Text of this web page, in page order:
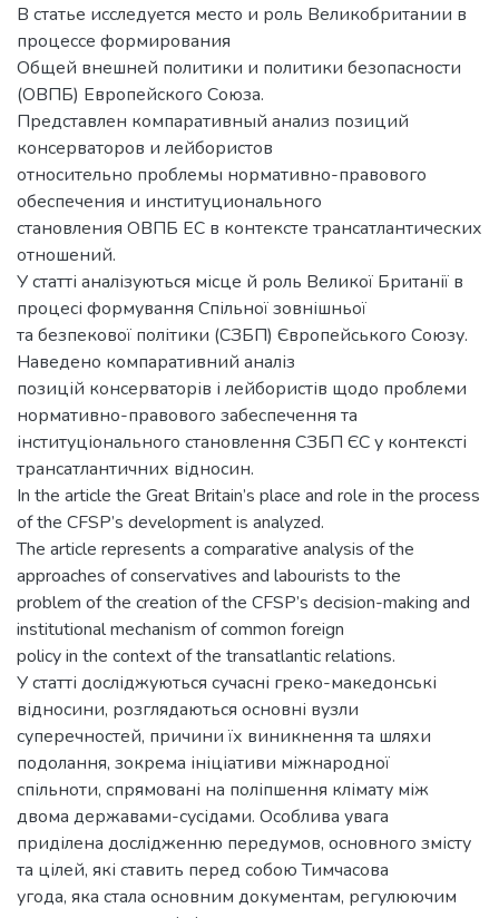
В статье исследуется место и роль Великобритании в
процессе формирования
Общей внешней политики и политики безопасности
(ОВПБ) Европейского Союза.
Представлен компаративный анализ позиций
консерваторов и лейбористов
относительно проблемы нормативно-правового
обеспечения и институционального
становления ОВПБ ЕС в контексте трансатлантических
отношений.
У статті аналізуються місце й роль Великої Британії в
процесі формування Спільної зовнішньої
та безпекової політики (СЗБП) Європейського Союзу.
Наведено компаративний аналіз
позицій консерваторів і лейбористів щодо проблеми
нормативно-правового забеспечення та
інституціонального становлення СЗБП ЄС у контексті
трансатлантичних відносин.
In the article the Great Britain’s place and role in the process
of the CFSP’s development is analyzed.
The article represents a comparative analysis of the
approaches of conservatives and labourists to the
problem of the creation of the CFSP’s decision-making and
institutional mechanism of common foreign
policy in the context of the transatlantic relations.
У статті досліджуються сучасні греко-македонські
відносини, розглядаються основні вузли
суперечностей, причини їх виникнення та шляхи
подолання, зокрема ініціативи міжнародної
спільноти, спрямовані на поліпшення клімату між
двома державами-сусідами. Особлива увага
приділена дослідженню передумов, основного змісту
та цілей, які ставить перед собою Тимчасова
угода, яка стала основним документам, регулюючим